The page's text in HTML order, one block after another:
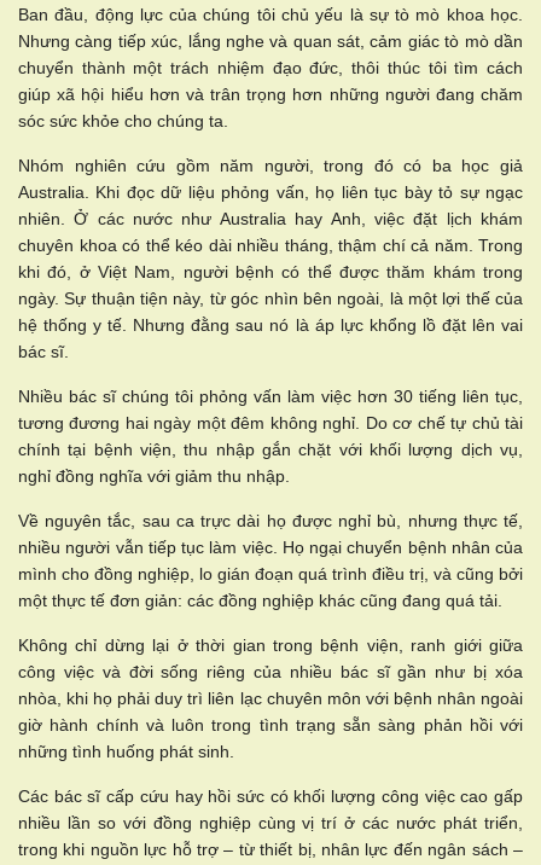
Ban đầu, động lực của chúng tôi chủ yếu là sự tò mò khoa học.
Nhưng càng tiếp xúc, lắng nghe và quan sát, cảm giác tò mò dần
chuyển thành một trách nhiệm đạo đức, thôi thúc tôi tìm cách
giúp xã hội hiểu hơn và trân trọng hơn những người đang chăm
sóc sức khỏe cho chúng ta.
Nhóm nghiên cứu gồm năm người, trong đó có ba học giả
Australia. Khi đọc dữ liệu phỏng vấn, họ liên tục bày tỏ sự ngạc
nhiên. Ở các nước như Australia hay Anh, việc đặt lịch khám
chuyên khoa có thể kéo dài nhiều tháng, thậm chí cả năm. Trong
khi đó, ở Việt Nam, người bệnh có thể được thăm khám trong
ngày. Sự thuận tiện này, từ góc nhìn bên ngoài, là một lợi thế của
hệ thống y tế. Nhưng đằng sau nó là áp lực khổng lồ đặt lên vai
bác sĩ.
Nhiều bác sĩ chúng tôi phỏng vấn làm việc hơn 30 tiếng liên tục,
tương đương hai ngày một đêm không nghỉ. Do cơ chế tự chủ tài
chính tại bệnh viện, thu nhập gắn chặt với khối lượng dịch vụ,
nghỉ đồng nghĩa với giảm thu nhập.
Về nguyên tắc, sau ca trực dài họ được nghỉ bù, nhưng thực tế,
nhiều người vẫn tiếp tục làm việc. Họ ngại chuyển bệnh nhân của
mình cho đồng nghiệp, lo gián đoạn quá trình điều trị, và cũng bởi
một thực tế đơn giản: các đồng nghiệp khác cũng đang quá tải.
Không chỉ dừng lại ở thời gian trong bệnh viện, ranh giới giữa
công việc và đời sống riêng của nhiều bác sĩ gần như bị xóa
nhòa, khi họ phải duy trì liên lạc chuyên môn với bệnh nhân ngoài
giờ hành chính và luôn trong tình trạng sẵn sàng phản hồi với
những tình huống phát sinh.
Các bác sĩ cấp cứu hay hồi sức có khối lượng công việc cao gấp
nhiều lần so với đồng nghiệp cùng vị trí ở các nước phát triển,
trong khi nguồn lực hỗ trợ – từ thiết bị, nhân lực đến ngân sách –